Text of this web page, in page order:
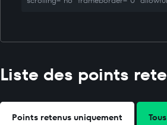
Liste des points
Points retenus uniquement